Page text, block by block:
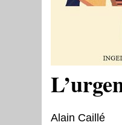
Alain Caillé